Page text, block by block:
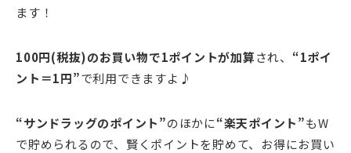
ます！
100円(税抜)のお買い物で1ポイントが加算され、 “1ポイ
ント＝1円”で利用できますよ♪
“サンドラッグのポイント”のほかに“楽天ポイント”もW
で貯められるので、賢くポイントを貯めて、お得にお買い